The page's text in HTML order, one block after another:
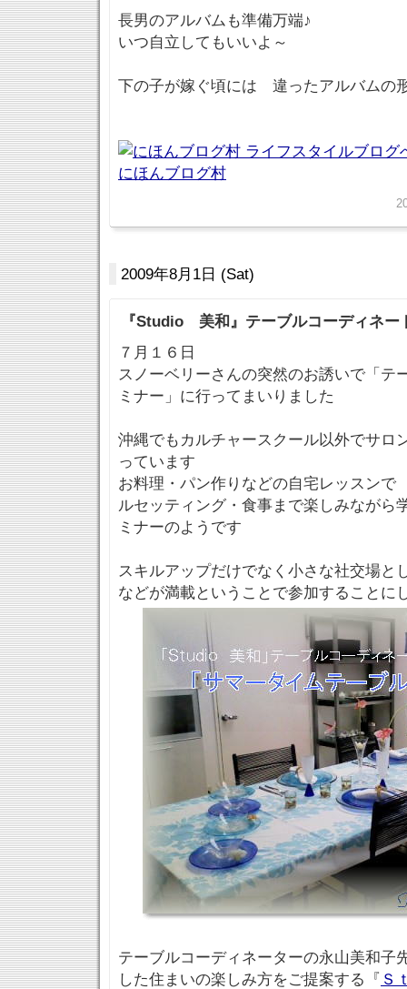
長男のアルバムも準備万端♪
いつ自立してもいいよ～
下の子が嫁ぐ頃には 違ったアルバムの
にほんブログ村
2009年8月1日 (Sat)
『Studio 美和』テーブルコーディネー
７月１６日
スノーベリーさんの突然のお誘いで「テ
ミナー」に行ってまいりました
沖縄でもカルチャースクール以外でサロ
っています
お料理・パン作りなどの自宅レッスン
ルセッティング・食事まで楽しみながら
ミナーのようです
スキルアップだけでなく小さな社交場と
などが満載ということで参加することに
テーブルコーディネーターの永山美和子
した住まいの楽しみ方をご提案する『 Ｓ